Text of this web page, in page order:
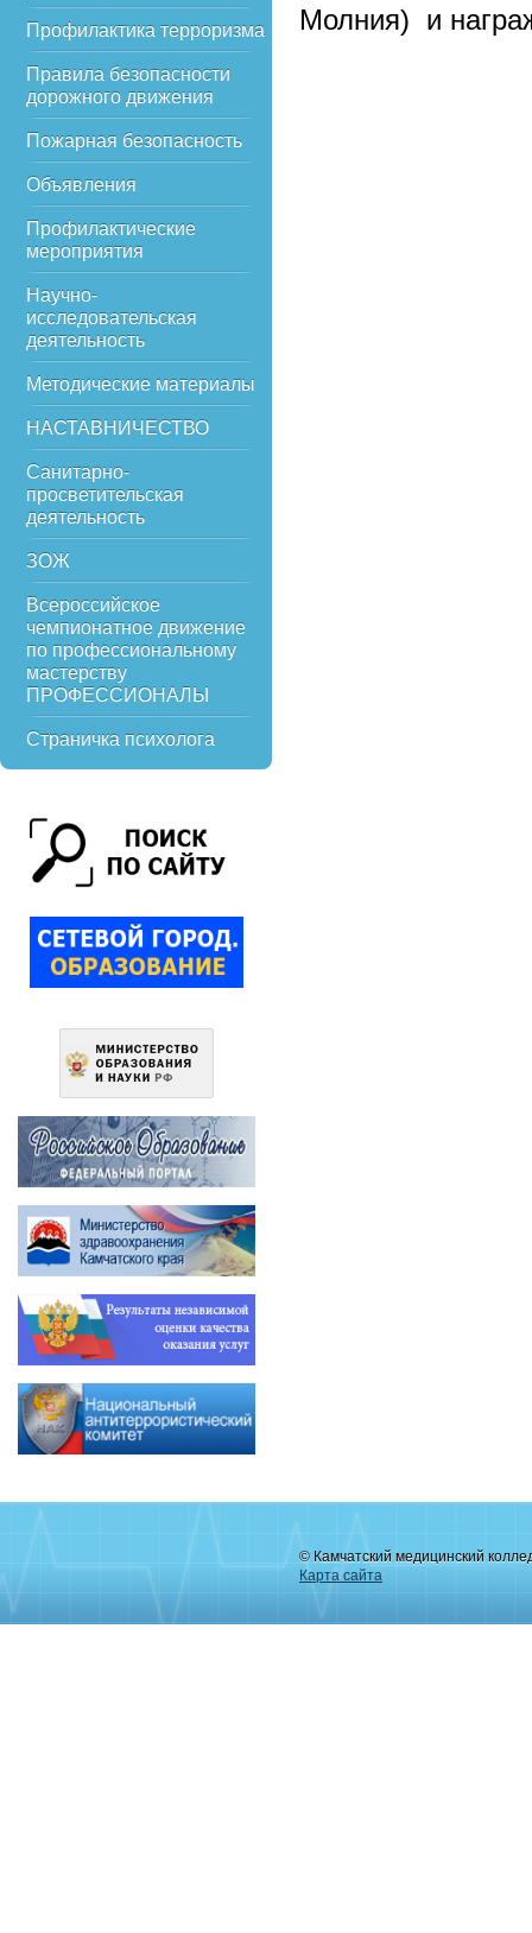
Профилактика терроризма
Правила безопасности
дорожного движения
Пожарная безопасность
Объявления
Профилактические
мероприятия
Научно-
исследовательская
деятельность
Методические материалы
НАСТАВНИЧЕСТВО
Санитарно-
просветительская
деятельность
ЗОЖ
Всероссийское
чемпионатное движение
по профессиональному
мастерству
ПРОФЕССИОНАЛЫ
Страничка психолога
Молния) и
© Камчатский медицинский
Карта сайта